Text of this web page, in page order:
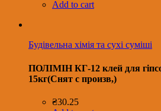
Add to cart
Будівельна хімія та сухі суміші
ПОЛІМІН КГ-12 клей для
15кг(Снят с произв,)
₴30.25